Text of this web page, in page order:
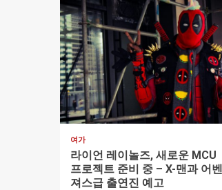
1 min read
여가
라이언 레이놀즈, 새로운 MCU
프로젝트 준비 중 – X-맨과 어벤
져스급 출연진 예고